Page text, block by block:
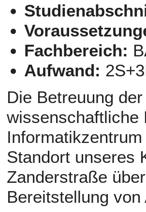
Fachbereich:
Aufwand:
Die Betreuung
wissenschaftliche
Standort unseres
Zanderstraße
Bereitstellung